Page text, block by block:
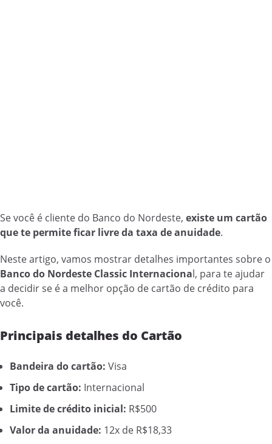
Se você é cliente do Banco do Nordeste, existe um cartão
que te permite ficar livre da taxa de anuidade.
Neste artigo, vamos mostrar detalhes importantes sobre o
Banco do Nordeste Classic Internacional, para te ajudar
a decidir se é a melhor opção de cartão de crédito para
você.
Principais detalhes do Cartão
Bandeira do cartão: Visa
Tipo de cartão: Internacional
Limite de crédito inicial: R$500
Valor da anuidade: 12x de R$18,33